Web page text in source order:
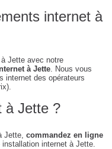
internet à
Jette avec notre
à Jette . Nous vous
internet des opérateurs
à Jette ?
Jette, commandez en ligne
internet à Jette.